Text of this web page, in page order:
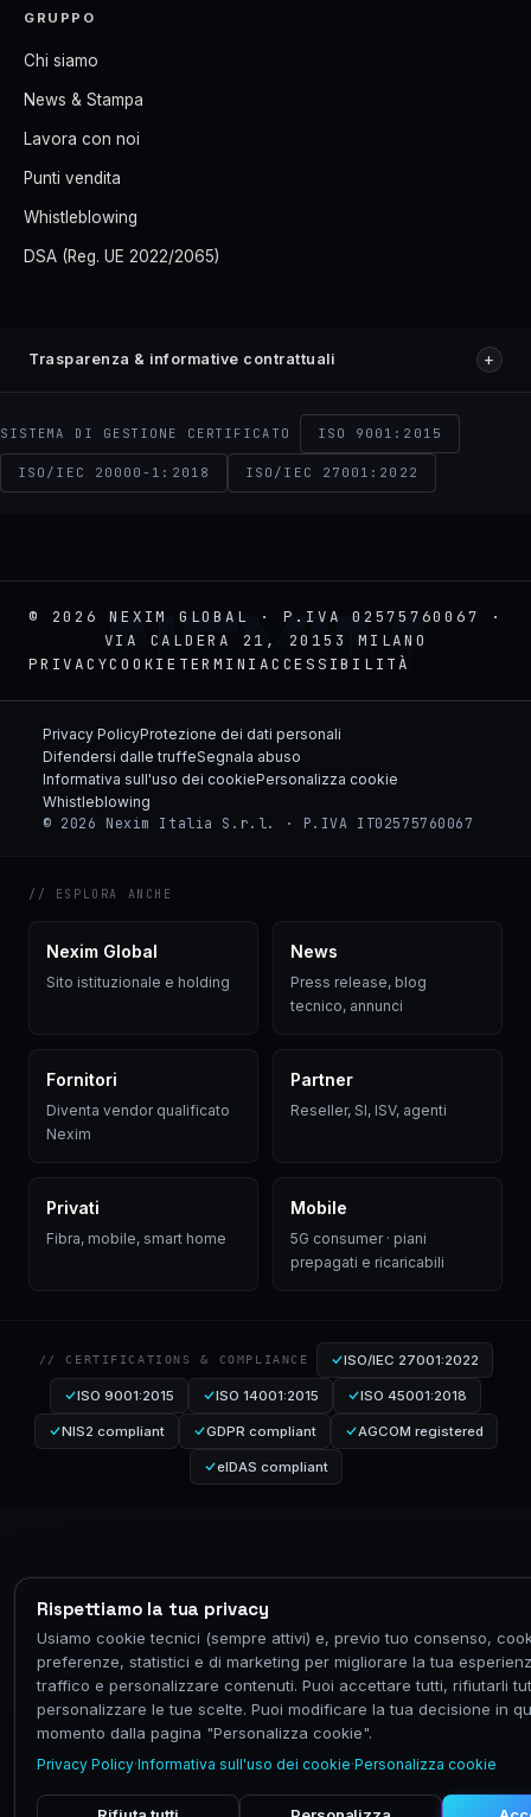
GRUPPO
Chi siamo
News & Stampa
Lavora con noi
Punti vendita
Whistleblowing
DSA (Reg. UE 2022/2065)
Trasparenza & informative contrattuali +
SISTEMA DI GESTIONE CERTIFICATO ISO 9001:2015
ISO/IEC 20000-1:2018 ISO/IEC 27001:2022
© 2026 NEXIM GLOBAL · P.IVA 02575760067 ·
VIA CALDERA 21, 20153 MILANO
PRIVACYCOOKIE TERMINI ACCESSIBILITÀ
NEXIM
Rispettiamo la tua privacy
Usiamo cookie tecnici (sempre attivi) e, previo tuo consenso,
preferenze, statistici e di marketing per migliorare la tua
traffico e personalizzare contenuti. Puoi accettare tutti, rifiutarli
personalizzare le tue scelte. Puoi modificare la tua decisione in
momento dalla pagina "Personalizza cookie".
Privacy Policy·Informativa sull'uso dei cookie·Personalizza cookie
Privacy PolicyProtezione dei dati personali
Difendersi dalle truffeSegnala abuso
Informativa sull'uso dei cookiePersonalizza cookie
Whistleblowing
© 2026 Nexim Italia S.r.l. · P.IVA IT02575760067
// ESPLORA ANCHE
Nexim Global
Sito istituzionale e holding
News
Press release, blog
tecnico, annunci
Fornitori
Diventa vendor qualificato
Nexim
Partner
Reseller, SI, ISV, agenti
Privati
Fibra, mobile, smart home
Mobile
5G consumer · piani
prepagati e ricaricabili
// CERTIFICATIONS & COMPLIANCE ISO/IEC 27001:2022
ISO 9001:2015 ISO 14001:2015 ISO 45001:2018
NIS2 compliant GDPR compliant AGCOM registered
eIDAS compliant